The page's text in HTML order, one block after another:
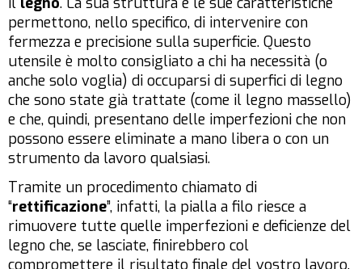
permettono, nello specifico, di intervenire con
fermezza e precisione sulla superficie. Questo
utensile è molto consigliato a chi ha necessità (o
anche solo voglia) di occuparsi di superfici di legno
che sono state già trattate (come il legno massello)
e che, quindi, presentano delle imperfezioni che non
possono essere eliminate a mano libera o con un
strumento da lavoro qualsiasi.
Tramite un procedimento chiamato di
“rettificazione”, infatti, la pialla a filo riesce a
rimuovere tutte quelle imperfezioni e deficienze del
legno che, se lasciate, finirebbero col
compromettere il risultato finale del vostro lavoro.